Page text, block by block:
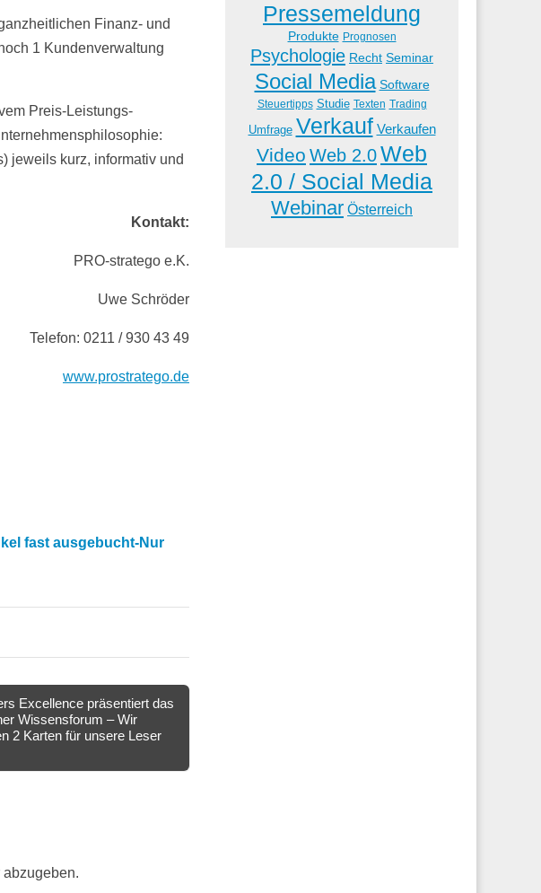
Finanz- und
1 Kundenverwaltung
Preis-Leistungs-
jeweils kurz, informativ und
Kontakt:
PRO-stratego e.K.
Uwe Schröder
Telefon: 0211 / 930 43 49
www.prostratego.de
fast ausgebucht-Nur
Excellence präsentiert das
Wissensforum – Wir
2 Karten für unsere Leser
Pressemeldung
Produkte Prognosen
Psychologie Recht Seminar
Social Media Software
Steuertipps Studie Texten Trading
Umfrage Verkauf Verkaufen
Video Web 2.0Web
2.0 / Social Media
Webinar Österreich